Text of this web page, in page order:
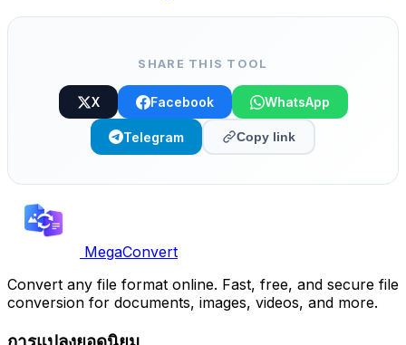
วาง
SHARE THIS TOOL
X Facebook WhatsApp
Telegram Copy link
MegaConvert
Convert any file format online. Fast, free, and secure file
conversion for documents, images, videos, and more.